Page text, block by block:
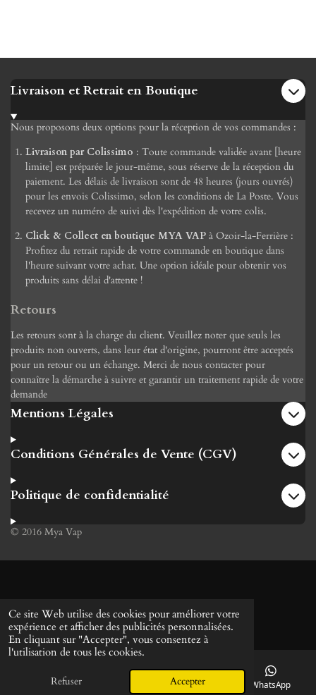
Ce site Web utilise des cookies pour améliorer votre
expérience et afficher des publicités personnalisées.
En cliquant sur "Accepter", vous consentez à
l'utilisation de tous les cookies.
Refuser Accepter
Livraison et Retrait en Boutique
Nous proposons deux options pour la réception de vos commandes :
Livraison par Colissimo : Toute commande validée avant [heure
limite] est préparée le jour-même, sous réserve de la réception du
paiement. Les délais de livraison sont de 48 heures (jours ouvrés)
pour les envois Colissimo, selon les conditions de La Poste. Vous
recevez un numéro de suivi dès l'expédition de votre colis.
Click & Collect en boutique MYA VAP à Ozoir-la-Ferrière :
Profitez du retrait rapide de votre commande en boutique dans
l'heure suivant votre achat. Une option idéale pour obtenir vos
produits sans délai d'attente !
Retours
Les retours sont à la charge du client. Veuillez noter que seuls les
produits non ouverts, dans leur état d'origine, pourront être acceptés
pour un retour ou un échange. Merci de nous contacter pour
connaître la démarche à suivre et garantir un traitement rapide de votre
demande
Mentions Légales
Conditions Générales de Vente (CGV)
Politique de confidentialité
© 2016 Mya Vap
Téléphone Carte WhatsApp